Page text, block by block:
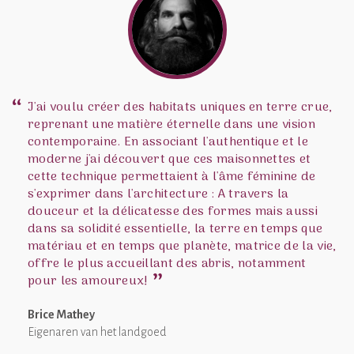
J'ai voulu créer des habitats uniques en terre crue,
reprenant une matière éternelle dans une vision
contemporaine. En associant l'authentique et le
moderne j'ai découvert que ces maisonnettes et
cette technique permettaient à l'âme féminine de
s'exprimer dans l'architecture : A travers la
douceur et la délicatesse des formes mais aussi
dans sa solidité essentielle, la terre en temps que
matériau et en temps que planète, matrice de la vie,
offre le plus accueillant des abris, notamment
pour les amoureux!
Brice Mathey
Eigenaren van het landgoed